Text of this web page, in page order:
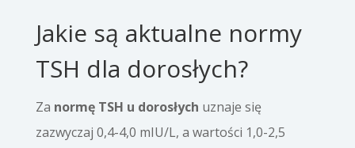
Jakie są aktualne normy
TSH dla dorosłych?
Za normę TSH u dorosłych uznaje się
zazwyczaj 0,4-4,0 mIU/L, a wartości 1,0-2,5